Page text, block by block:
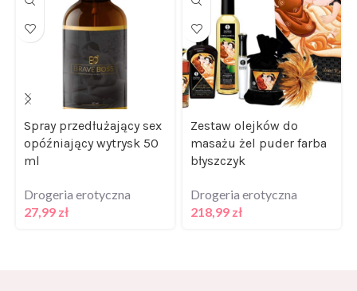
Spray przedłużający sex
opóźniający wytrysk 50
ml
27,99zł
Zestaw olejków do
masażu żel puder farba
błyszczyk
218,99zł